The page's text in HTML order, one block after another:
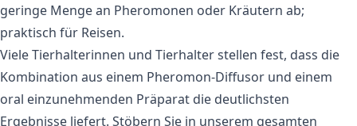
geringe Menge an Pheromonen oder Kräutern ab;
praktisch für Reisen.
Viele Tierhalterinnen und Tierhalter stellen fest, dass die
Kombination aus einem Pheromon-Diffusor und einem
oral einzunehmenden Präparat die deutlichsten
Ergebnisse liefert. Stöbern Sie in unserem gesamten